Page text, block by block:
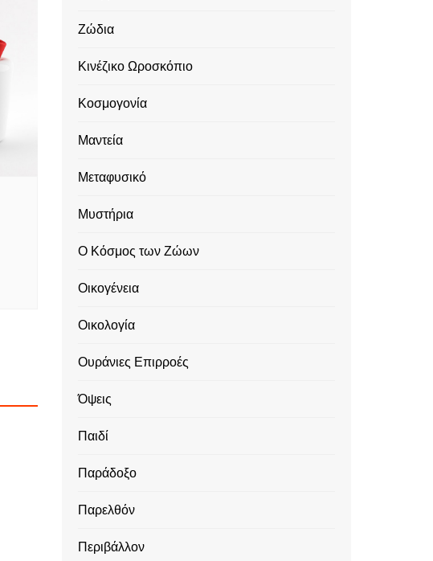
Ζώδια
Κινέζικο Ωροσκόπιο
Κοσμογονία
Μαντεία
Μεταφυσικό
Μυστήρια
Ο Κόσμος των Ζώων
Οικογένεια
Οικολογία
Ουράνιες Επιρροές
Όψεις
Παιδί
Παράδοξο
Παρελθόν
Περιβάλλον